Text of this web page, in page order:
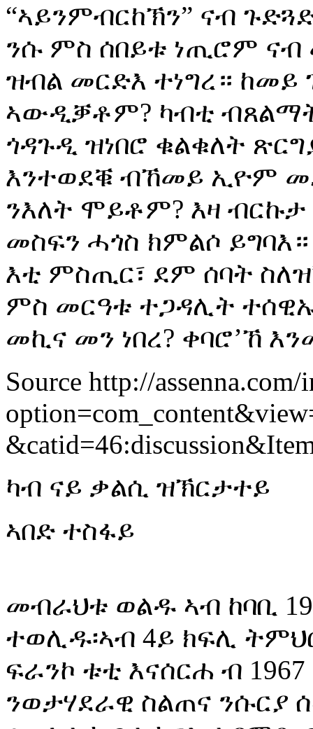
“ኣይንምብርከኽን” ናብ
ንሱ ምስ ሰበይቱ ነጢሮም
ዝብል መርድእ ተነግረ።
ኣውዲቓቶም? ካብቲ
ጎዳጉዲ ዝነበሮ ቁልቁለት
እንተወደቑ ብኸመይ ኢዮም
ንእለት ሞይቶም? እዛ ብርኩታ
መስፍን ሓጎስ ክምልሶ
እቲ ምስጢር፣ ደም ሰባት
ምስ መርዓቱ ተጋዳሊት
መኪና መን ነበረ? ቀባሮ’ኸ
Source http://assenna.com/
ካብ ናይ ቃልሲ ዝኽርታተይ
ኣበድ ተስፋይ
መብራህቱ ወልዱ ኣብ ከባቢ
ተወሊዱ፡ኣብ 4ይ ክፍሊ
ፍራንኮ ቱቲ እናሰርሐ ብ
ንወታሃደራዊ ስልጠና ንሱርያ